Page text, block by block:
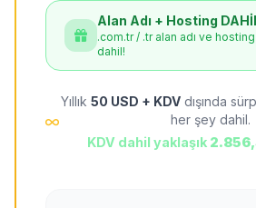
Alan Adı + Hosting
.com.tr / .tr alan adı ve hosting
dahil!
Yıllık 50 USD + KDV dışında
her şey dahil.
KDV dahil yaklaşık